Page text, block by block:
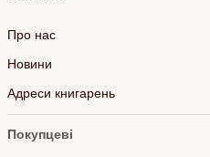
Про нас
Новини
Адреси книгарень
Покупцеві